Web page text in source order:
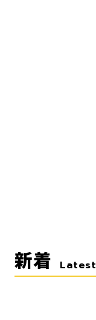
新着 Latest